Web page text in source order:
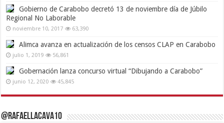
Gobierno de Carabobo decretó 13 de noviembre día de Júbilo
Regional No Laborable
noviembre 10, 2017 63,390
Alimca avanza en actualización de los censos CLAP en Carabobo
julio 1, 2019 56,861
Gobernación lanza concurso virtual “Dibujando a Carabobo”
junio 12, 2020 45,845
@RafaelLacava10